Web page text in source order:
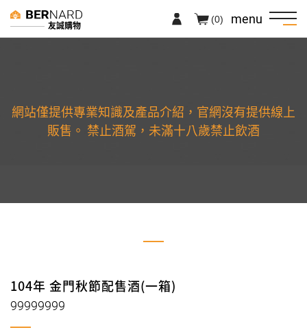
友誠購物 menu
(0)
網站僅提供專業知識及產品介紹，官網沒有提供線上
販售。 禁止酒駕，未滿十八歲禁止飲酒
104年 金門秋節配售酒(一箱)
99999999